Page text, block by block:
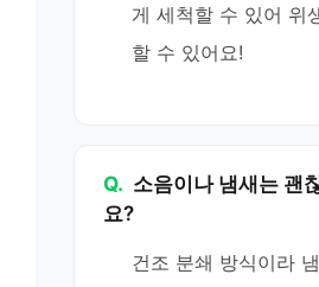
게 세척할 수 있어 위
할 수 있어요!
Q. 소음이나 냄새는 괜
요?
건조 분쇄 방식이라